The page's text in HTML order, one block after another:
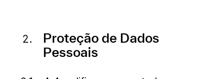
Proteção de Dados
Pessoais